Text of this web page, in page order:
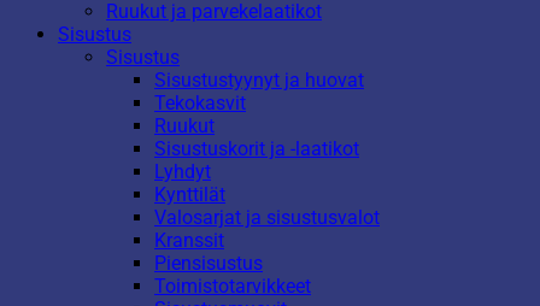
Ruukut ja parvekelaatikot
Sisustus
Sisustus
Sisustustyynyt ja huovat
Tekokasvit
Ruukut
Sisustuskorit ja -laatikot
Lyhdyt
Kynttilät
Valosarjat ja sisustusvalot
Kranssit
Piensisustus
Toimistotarvikkeet